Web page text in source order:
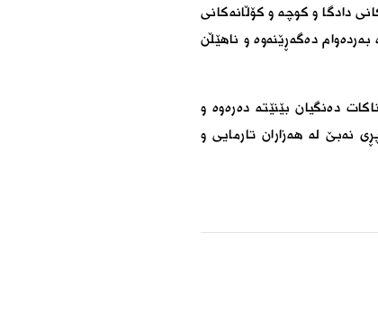
دادگا و کوچە و کۆڵانەکانی
دەگەڕێنەوە و ناهێڵن
دەنگیان بێنێتە دەرەوە و
نەبێ لە هەزاران تارمایی و